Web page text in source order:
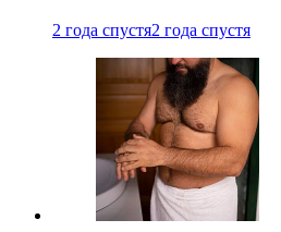
2 года спустя2 года спустя